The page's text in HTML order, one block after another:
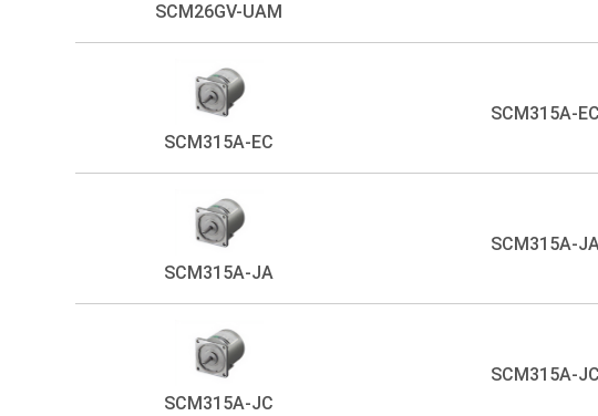
SCM26GV-UAM
SCM315A-EC
SCM315A-EC
SCM315A-JA
SCM315A-
SCM315A-JC
SCM315A-JC